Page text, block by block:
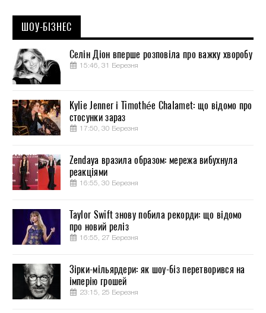
ШОУ-БІЗНЕС
Селін Діон вперше розповіла про важку хворобу
15:46, 31 Березня
Kylie Jenner і Timothée Chalamet: що відомо про
стосунки зараз
17:50, 30 Березня
Zendaya вразила образом: мережа вибухнула
реакціями
16:55, 30 Березня
Taylor Swift знову побила рекорди: що відомо
про новий реліз
16:55, 27 Березня
Зірки-мільярдери: як шоу-біз перетворився на
імперію грошей
23:15, 25 Березня